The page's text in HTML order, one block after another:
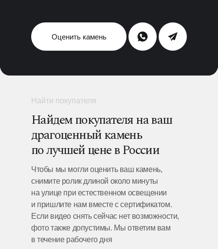
Оценить камень
Найдем покупателя на ваш
драгоценный камень
по лучшей цене в России
Найти покупателя
Чтобы мы могли оценить ваш камень,
снимите ролик длиной около минуты
на улице при естественном освещении
и пришлите нам вместе с сертификатом.
Если видео снять сейчас нет возможности,
фото также допустимы. Мы ответим вам
в течение рабочего дня